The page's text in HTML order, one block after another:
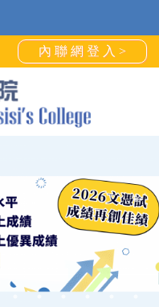
內 聯 網 登 入 >